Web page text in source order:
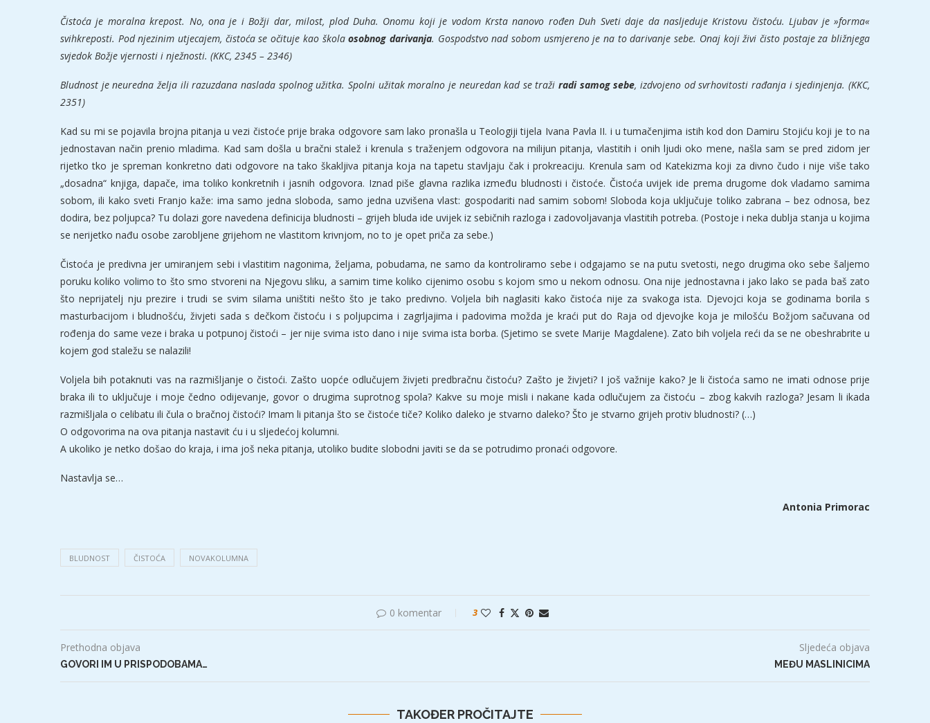
Čistoća je moralna krepost. No, ona je i Božji dar, milost, plod Duha. Onomu koji je vodomKrsta nanovo rođen Duh Sveti daje da nasljeduje Kristovu čistoću. Ljubav je »forma«
svihkreposti. Pod njezinim utjecajem, čistoća se očituje kao školaosobnog darivanja. Gospodstvonad sobom usmjereno je na to darivanje sebe. Onaj koji živi čisto postaje za bližnjega
svjedok Božje vjernosti i nježnosti. (KKC, 2345 – 2346)
Bludnost je neuredna želja ili razuzdana naslada spolnog užitka. Spolni užitak moralno je neuredan kad se tražiradi samog sebe, izdvojeno od svrhovitosti rađanja i sjedinjenja. (KKC,
2351)
Kad su mi se pojavila brojna pitanja u vezi čistoće prije braka odgovore sam lako pronašla u Teologiji tijela Ivana Pavla II. i u tumačenjima istih kod don Damiru Stojiću koji je to na
jednostavan način prenio mladima. Kad sam došla u bračni stalež i krenula s traženjem odgovora na milijun pitanja, vlastitih i onih ljudi oko mene, našla sam se pred zidom jer
rijetko tko je spreman konkretno dati odgovore na tako škakljiva pitanja koja na tapetu stavljaju čak i prokreaciju. Krenula sam od Katekizma koji za divno čudo i nije više tako
„dosadna“ knjiga, dapače, ima toliko konkretnih i jasnih odgovora. Iznad piše glavna razlika između bludnosti i čistoće. Čistoća uvijek ide prema drugome dok vladamo samima
sobom, ili kako sveti Franjo kaže: ima samo jedna sloboda, samo jedna uzvišena vlast: gospodariti nad samim sobom! Sloboda koja uključuje toliko zabrana – bez odnosa, bez
dodira, bez poljupca? Tu dolazi gore navedena definicija bludnosti – grijeh bluda ide uvijek iz sebičnih razloga i zadovoljavanja vlastitih potreba. (Postoje i neka dublja stanja u kojima
se nerijetko nađu osobe zarobljene grijehom ne vlastitom krivnjom, no to je opet priča za sebe.)
Čistoća je predivna jer umiranjem sebi i vlastitim nagonima, željama, pobudama, ne samo da kontroliramo sebe i odgajamo se na putu svetosti, nego drugima oko sebe šaljemo
poruku koliko volimo to što smo stvoreni na Njegovu sliku, a samim time koliko cijenimo osobu s kojom smo u nekom odnosu. Ona nije jednostavna i jako lako se pada baš zato
što neprijatelj nju prezire i trudi se svim silama uništiti nešto što je tako predivno. Voljela bih naglasiti kako čistoća nije za svakoga ista. Djevojci koja se godinama borila s
masturbacijom i bludnošću, živjeti sada s dečkom čistoću i s poljupcima i zagrljajima i padovima možda je kraći put do Raja od djevojke koja je milošću Božjom sačuvana od
rođenja do same veze i braka u potpunoj čistoći – jer nije svima isto dano i nije svima ista borba. (Sjetimo se svete Marije Magdalene). Zato bih voljela reći da se ne obeshrabrite u
kojem god staležu se nalazili!
Voljela bih potaknuti vas na razmišljanje o čistoći. Zašto uopće odlučujem živjeti predbračnu čistoću? Zašto je živjeti? I još važnije kako? Je li čistoća samo ne imati odnose prije
braka ili to uključuje i moje čedno odijevanje, govor o drugima suprotnog spola? Kakve su moje misli i nakane kada odlučujem za čistoću – zbog kakvih razloga? Jesam li ikada
razmišljala o celibatu ili čula o bračnoj čistoći? Imam li pitanja što se čistoće tiče? Koliko daleko je stvarno daleko? Što je stvarno grijeh protiv bludnosti? (…)
O odgovorima na ova pitanja nastavit ću i u sljedećoj kolumni.
A ukoliko je netko došao do kraja, i ima još neka pitanja, utoliko budite slobodni javiti se da se potrudimo pronaći odgovore.
Nastavlja se…
Antonia Primorac
BLUDNOST ČISTOĆA NOVAKOLUMNA
0 komentar 3
Prethodna objava
GOVORI IM U PRISPODOBAMA…
Sljedeća objava
MEĐU MASLINICIMA
TAKOĐER PROČITAJTE